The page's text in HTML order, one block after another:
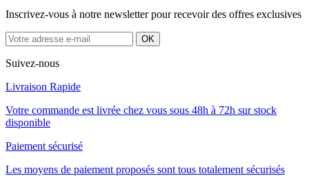
Inscrivez-vous à notre newsletter pour recevoir des offres exclusives
Suivez-nous
Livraison Rapide
Votre commande est livrée chez vous sous 48h à 72h sur stock
disponible
Paiement sécurisé
Les moyens de paiement proposés sont tous totalement sécurisés